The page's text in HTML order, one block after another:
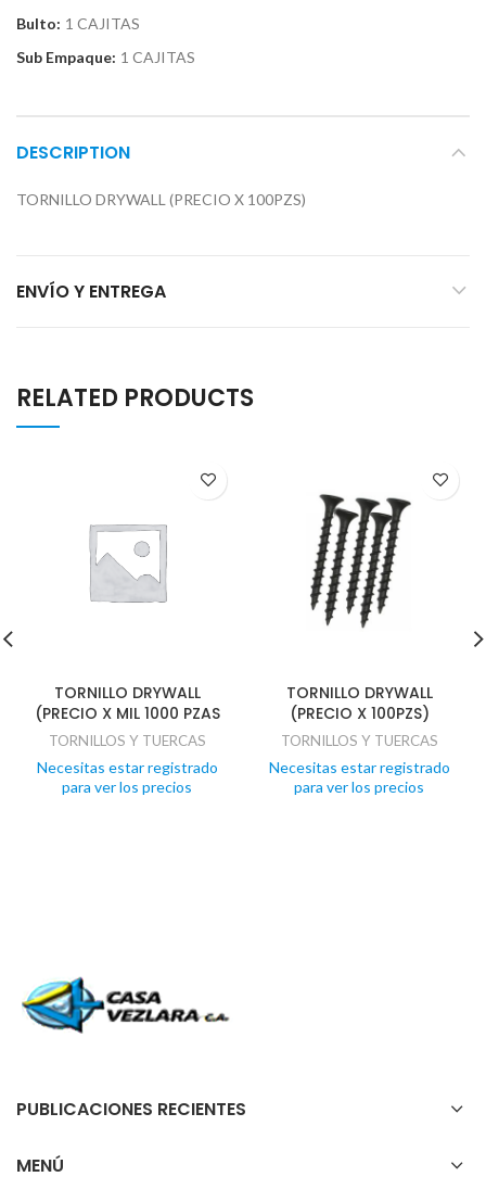
Bulto: 1 CAJITAS
Sub Empaque: 1 CAJITAS
DESCRIPTION
TORNILLO DRYWALL (PRECIO X 100PZS)
ENVÍO Y ENTREGA
RELATED PRODUCTS
TORNILLO DRYWALL
(PRECIO X MIL 1000 PZAS
TORNILLOS Y TUERCAS
Necesitas estar registrado
para ver los precios
TORNILLO DRYWALL
(PRECIO X 100PZS)
TORNILLOS Y TUERCAS
Necesitas estar registrado
para ver los precios
PUBLICACIONES RECIENTES
MENÚ